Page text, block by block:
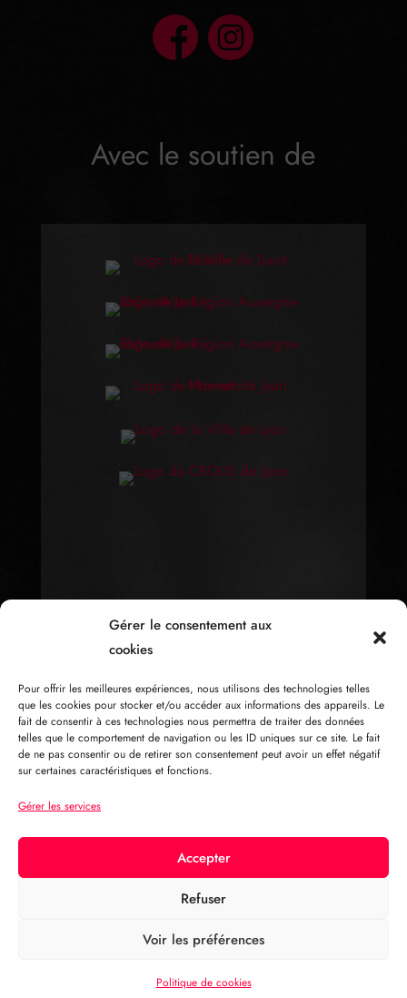
Gérer le consentement aux
cookies
Pour offrir les meilleures expériences, nous utilisons des technologies telles
que les cookies pour stocker et/ou accéder aux informations des appareils. Le
fait de consentir à ces technologies nous permettra de traiter des données
telles que le comportement de navigation ou les ID uniques sur ce site. Le fait
de ne pas consentir ou de retirer son consentement peut avoir un effet négatif
sur certaines caractéristiques et fonctions.
Gérer les services
Accepter
Refuser
Voir les préférences
Politique de cookies
Avec le soutien de